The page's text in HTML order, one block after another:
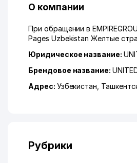
О компании
При обращении в
Pages Uzbekistan Желтые
Юридическое название:
Брендовое название:
Адрес: Узбекистан,
Рубрики